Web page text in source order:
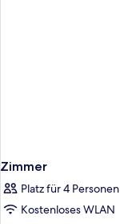
Zimmer
Platz für 4 Personen
Kostenloses WLAN